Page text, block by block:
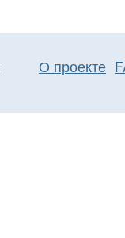
О проекте